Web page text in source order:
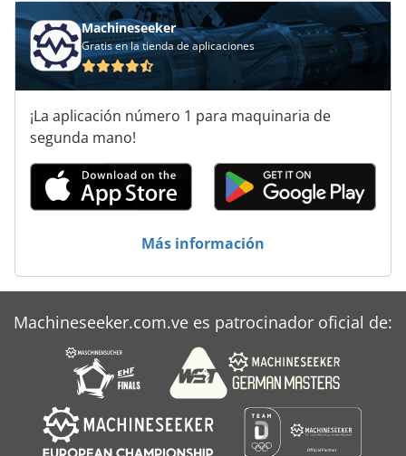
Ver PrensaMachineseeker
Gratis en la tienda de aplicaciones
¡La aplicación número 1 para maquinaria de
segunda mano!
Más información
Machineseeker.com.ve es patrocinador oficial de: